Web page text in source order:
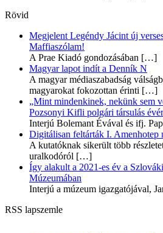
Rövid
Megjelent Legéndy Jácint új
Maffiaszólam!
A Prae Kiadó gondozásában […]
Magyar lapot indít a Denník N
A magyar médiaszabadság
magyarokat fokozottan érinti […]
„Mint mindenkinek, nekünk sem
Pozsonyi Kifli polgári társulás
Interjú Bolemant Évával és ifj.
Digitálisan feltárták I. Amenhotep
A kutatóknak sikerült több
uralkodóról […]
Így alakult a 2021-es év a
Múzeumában
Interjú a múzeum igazgatójával,
RSS lapszemle